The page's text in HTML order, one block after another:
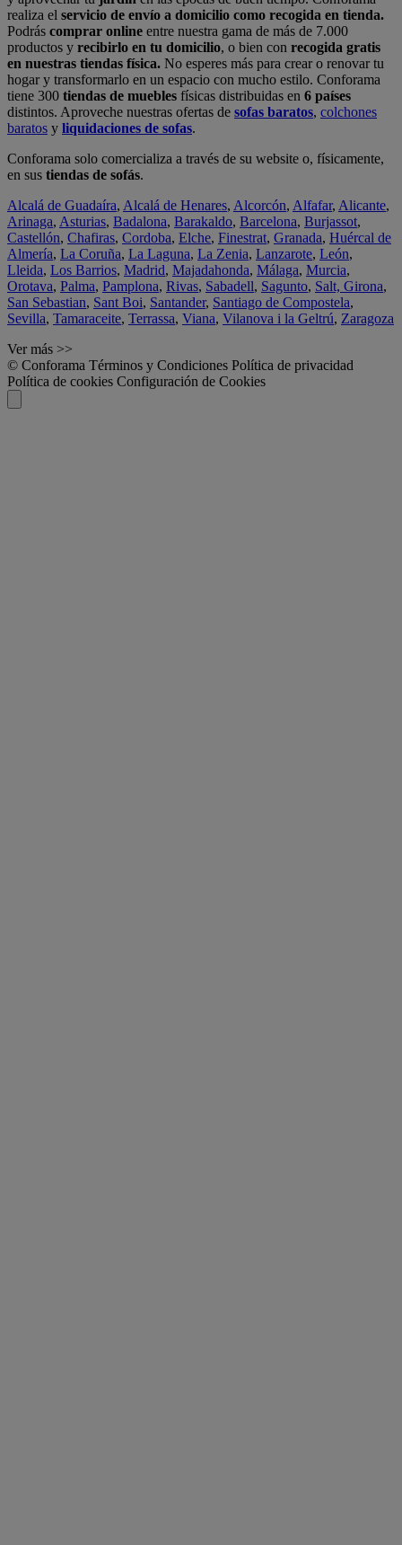
realiza el servicio de envío a domicilio como recogida en tienda.
Podrás comprar online entre nuestra gama de más de 7.000
productos y recibirlo en tu domicilio, o bien con recogida gratis
en nuestras tiendas física. No esperes más para crear o renovar tu
hogar y transformarlo en un espacio con mucho estilo. Conforama
tiene 300 tiendas de muebles físicas distribuidas en 6 países
distintos. Aproveche nuestras ofertas de sofas baratos, colchones
baratos y liquidaciones de sofas.
Conforama solo comercializa a través de su website o, físicamente,
en sus tiendas de sofás.
Alcalá de Guadaíra, Alcalá de Henares, Alcorcón, Alfafar, Alicante,
Arinaga, Asturias, Badalona, Barakaldo, Barcelona, Burjassot,
Castellón, Chafiras, Cordoba, Elche, Finestrat, Granada, Huércal de
Almería, La Coruña, La Laguna, La Zenia, Lanzarote, León,
Lleida, Los Barrios, Madrid, Majadahonda, Málaga, Murcia,
Orotava, Palma, Pamplona, Rivas, Sabadell, Sagunto, Salt, Girona,
San Sebastian, Sant Boi, Santander, Santiago de Compostela,
Sevilla, Tamaraceite, Terrassa, Viana, Vilanova i la Geltrú, Zaragoza
Ver más >>
© Conforama Términos y Condiciones Política de privacidad
Política de cookies Configuración de Cookies